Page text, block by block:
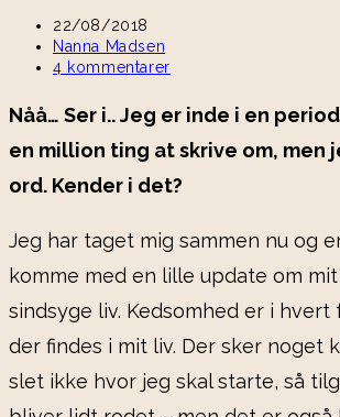
Post
published:
22/08/2018
Post
category:
Nanna Madsen
Post
4 kommentarer
Nåå… Ser i.. Jeg er inde i en
en million ting at skrive om, men
ord. Kender i det?
Jeg har taget mig sammen nu og
komme med en lille update om
sindsyge liv. Kedsomhed er i
der findes i mit liv. Der sker noget
slet ikke hvor jeg skal starte, så